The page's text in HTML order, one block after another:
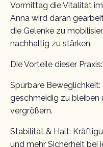
Vormittag die Vitalität
Anna wird daran
die Gelenke zu
nachhaltig zu stärken.
Die Vorteile dieser Praxis:
Spürbare
geschmeidig zu bleiben
vergrößern.
Stabilität & Halt:
und mehr Sicherheit bei